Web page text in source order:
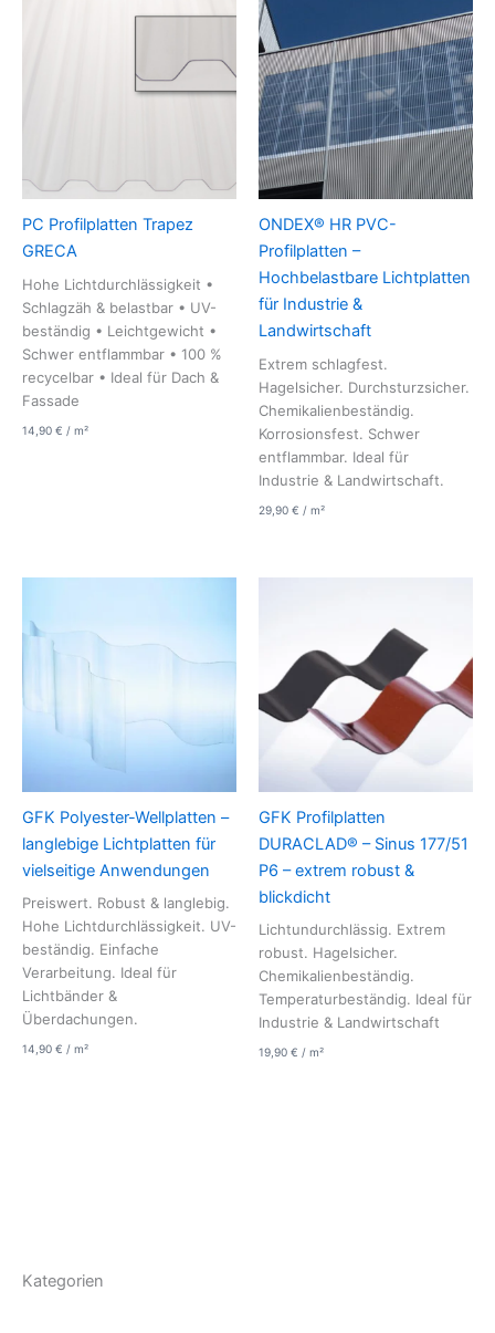
Kategorien
PC Profilplatten Trapez
GRECA
Hohe Lichtdurchlässigkeit •
Schlagzäh & belastbar • UV-
beständig • Leichtgewicht •
Schwer entflammbar • 100 %
recycelbar • Ideal für Dach &
Fassade
14,90 € / m²
ONDEX® HR PVC-
Profilplatten –
Hochbelastbare Lichtplatten
für Industrie &
Landwirtschaft
Extrem schlagfest.
Hagelsicher. Durchsturzsicher.
Chemikalienbeständig.
Korrosionsfest. Schwer
entflammbar. Ideal für
Industrie & Landwirtschaft.
29,90 € / m²
GFK Polyester-Wellplatten –
langlebige Lichtplatten für
vielseitige Anwendungen
Preiswert. Robust & langlebig.
Hohe Lichtdurchlässigkeit. UV-
beständig. Einfache
Verarbeitung. Ideal für
Lichtbänder &
Überdachungen.
14,90 € / m²
GFK Profilplatten
DURACLAD® – Sinus 177/51
P6 – extrem robust &
blickdicht
Lichtundurchlässig. Extrem
robust. Hagelsicher.
Chemikalienbeständig.
Temperaturbeständig. Ideal für
Industrie & Landwirtschaft
19,90 € / m²